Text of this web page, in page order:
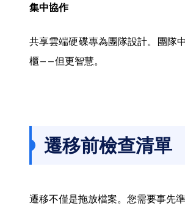
集中協作
共享雲端硬碟專為團隊設計。團隊
櫃——但更智慧。
遷移前檢查清單
遷移不僅是拖放檔案。您需要事先